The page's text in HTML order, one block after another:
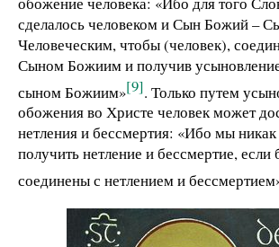
сделалось человеком и Сын Божий –
Человеческим, чтобы (человек),
Сыном Божиим и получив
сыном Божиим»[9]. Только путем
обожения во Христе человек может
нетления и бессмертия: «Ибо мы
получить нетление и бессмертие,
соединены с нетлением и